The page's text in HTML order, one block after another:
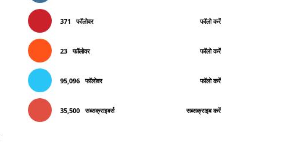
371 फॉलोवर फॉलो करें
23 फॉलोवर फॉलो करें
95,096 फॉलोवर फॉलो करें
35,500 सब्सक्राइबर्स सब्सक्राइब करें